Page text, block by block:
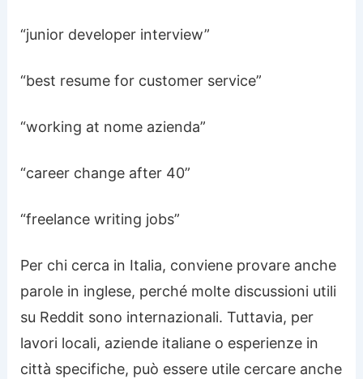
“junior developer interview”
“best resume for customer service”
“working at nome azienda”
“career change after 40”
“freelance writing jobs”
Per chi cerca in Italia, conviene provare anche
parole in inglese, perché molte discussioni utili
su Reddit sono internazionali. Tuttavia, per
lavori locali, aziende italiane o esperienze in
città specifiche, può essere utile cercare anche